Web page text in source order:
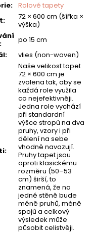
: Rolové tapety
:
72 × 600 cm (šířka ×
výška)
:
po 15 cm
: vlies (non-woven)
:
Naše velikost tapet
72 × 600 cm je
zvolena tak, aby se
každá role využila
co nejefektivněji.
Jedna role vychází
při standardní
výšce stropů na dva
pruhy, vzory i při
dělení na sebe
vhodně navazují.
Pruhy tapet jsou
oproti klasickému
rozměru (50–53
cm) širší, to
znamená, že na
jedné stěně bude
méně pruhů, méně
spojů a celkový
výsledek může
působit celistvěji.